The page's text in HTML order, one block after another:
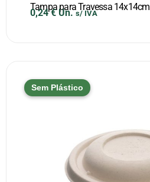
Tampa para Travessa 14x14cm
0,24€ Un. s/ IVA
Sem Plástico